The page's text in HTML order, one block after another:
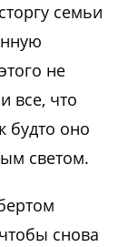
семьи
не
все, что
будто оно
светом.
снова